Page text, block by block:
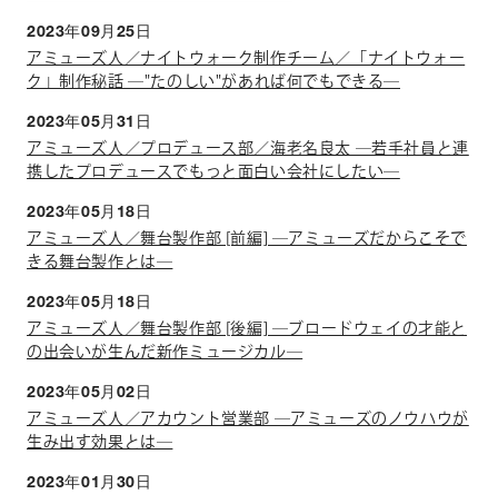
2023年09月25日
アミューズ人／ナイトウォーク制作チーム／「ナイトウォー
ク」制作秘話 ―"たのしい"があれば何でもできる―
2023年05月31日
アミューズ人／プロデュース部／海老名良太 ―若手社員と連
携したプロデュースでもっと面白い会社にしたい―
2023年05月18日
アミューズ人／舞台製作部 [前編] ―アミューズだからこそで
きる舞台製作とは―
2023年05月18日
アミューズ人／舞台製作部 [後編] ―ブロードウェイの才能と
の出会いが生んだ新作ミュージカル―
2023年05月02日
アミューズ人／アカウント営業部 ―アミューズのノウハウが
生み出す効果とは―
2023年01月30日